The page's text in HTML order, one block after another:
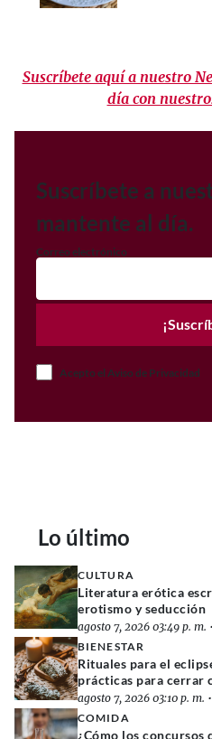
Suscríbete aquí a nuestro
día con
Suscríbete a
mantente al día.
Correo electrónico
Acepto el Aviso de Privacidad
Lo último
CULTURA
Literatura erótica
erotismo y seducción
agosto 7, 2026 03:49 p. m. •
BIENESTAR
Rituales para el
prácticas para cerrar
agosto 7, 2026 03:10 p. m. •
COMIDA
¿Cómo los concursos